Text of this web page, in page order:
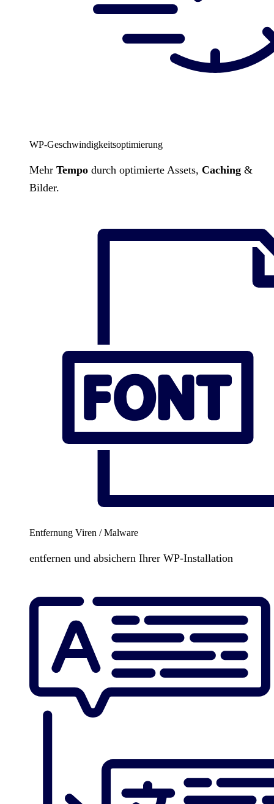
WP-Geschwindigkeitsoptimierung
Mehr Tempo durch optimierte Assets, Caching &
Bilder.
Entfernung Viren / Malware
entfernen und absichern Ihrer WP-Installation